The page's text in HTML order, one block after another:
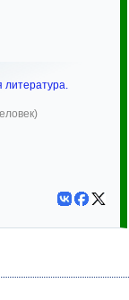
литература.